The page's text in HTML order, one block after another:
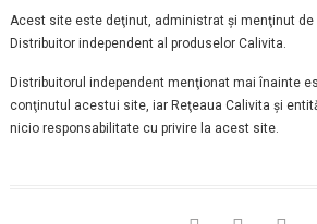
Acest site este deţinut, administrat şi menţinut de
Distribuitor independent al produselor Calivita.
Distribuitorul independent menţionat mai înainte
conţinutul acestui site, iar Reţeaua Calivita şi
nicio responsabilitate cu privire la acest site.